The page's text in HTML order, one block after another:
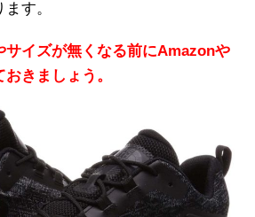
す。
サイズが無くなる前にAmazonや
きましょう。